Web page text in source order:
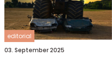
editorial
03. September 2025